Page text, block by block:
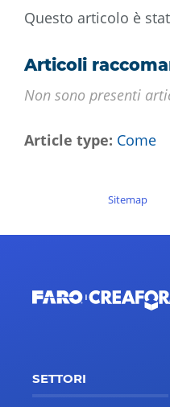
Questo articolo è
Articoli
Non sono presenti
Article type Come
Sitemap
SETTORI